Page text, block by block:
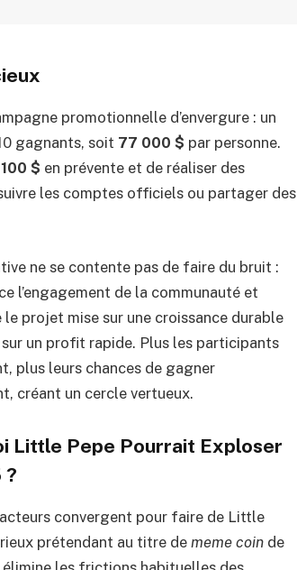
promotionnelle d’envergure : un
gagnants, soit 77 000 $ par personne.
100 $ en prévente et de réaliser des
les comptes officiels ou partager des
ne se contente pas de faire du bruit :
l’engagement de la communauté et
le projet mise sur une croissance durable
un profit rapide. Plus les participants
plus leurs chances de gagner
créant un cercle vertueux.
Little Pepe Pourrait Exploser
?
convergent pour faire de Little
prétendant au titre dememe coin de